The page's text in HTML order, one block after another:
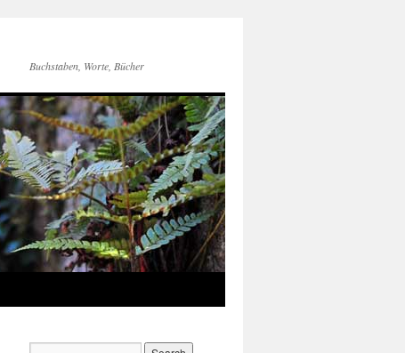
Buchstaben, Worte, Bücher